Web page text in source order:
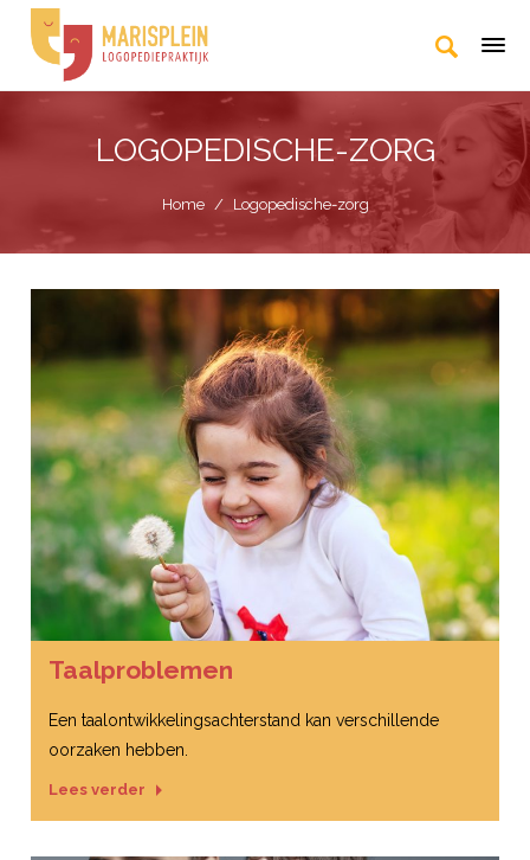
LOGOPEDISCHE-ZORG
Home / Logopedische-zorg
Taalproblemen
Een taalontwikkelingsachterstand kan verschillende
oorzaken hebben.
Lees verder